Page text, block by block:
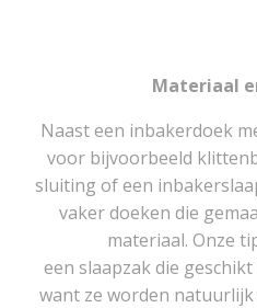
Materiaal
Naast een inbakerdoek
voor bijvoorbeeld
sluiting of een
vaker doeken die
materiaal. Onze
een slaapzak die
want ze worden natuurlijk